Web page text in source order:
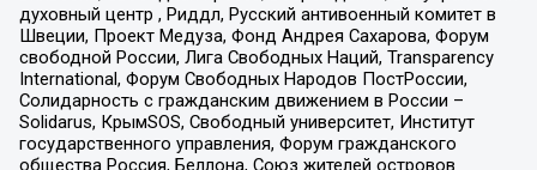
духовный центр , Риддл, Русский антивоенный комитет в
Швеции, Проект Медуза, Фонд Андрея Сахарова, Форум
свободной России, Лига Свободных Наций, Transparеncy
International, Форум Свободных Народов ПостРоссии,
Солидарность с гражданским движением в России –
Solidarus, КрымSOS, Свободный университет, Институт
государственного управления, Форум гражданского
общества Россия, Беллона, Союз жителей островов